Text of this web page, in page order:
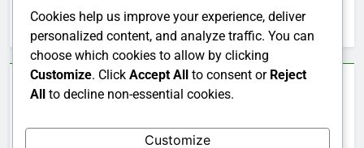
Списък за ефективно SEO на модни марки в
Испания
Търси
Search
Cookies help us improve your experience, deliver
personalized content, and analyze traffic. You can
choose which cookies to allow by clicking
Customize. Click Accept All to consent or Reject
All to decline non-essential cookies.
Customize